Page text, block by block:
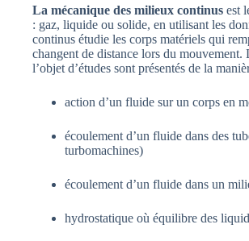
La mécanique des milieux continus est
: gaz, liquide ou solide, en utilisant les
continus étudie les corps matériels qui
changent de distance lors du
l’objet d’études sont présentés de la
action d’un fluide sur un corps en
écoulement d’un fluide dans des
turbomachines)
écoulement d’un fluide dans un
hydrostatique où équilibre des